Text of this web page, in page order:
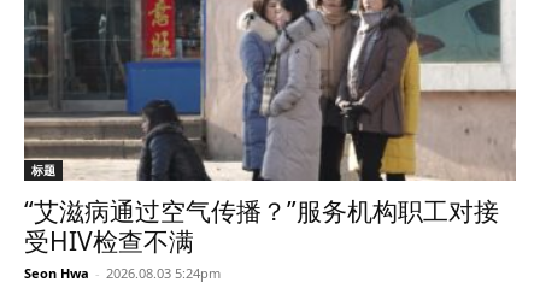
信息。可是能不能去图书馆，实际上跟父母的经济能力和人际关系有密
切关联。 据悉，朝鲜的学校也有进行电脑教育的信息化教室，可是电脑
课每周只有一次。而且因为供电情况不好和设备不足，一般上理论课，
学生很难直接操作电脑。所以家里有电脑的学生和没有的学生之间的差
距非常大。 没有用过电脑的学生就算去了图书馆也因为不太清楚使用方
法很难用电脑查找资料。而且不好意思找图书馆职员帮忙，所以不愿意
去图书馆了。 相反，家里有电脑的学生不用找人也能自己检索馆藏资料
有经济能力，也就是说去图书馆的学生是家境比较好的学生。”“有钱家
庭还找家教给孩子教电脑，可是贫困家庭因为没钱承担费用只能在学校
课堂学电脑了。” 此外，跟图书馆职员的人际关系也是去不去图书馆的
标题
“艾滋病通过空气传播？”服务机构职工对接
受HIV检查不满
Seon Hwa - 2026.08.03 5:24pm